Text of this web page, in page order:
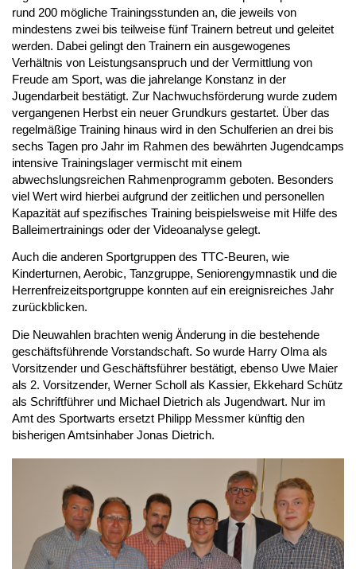
rund 200 mögliche Trainingsstunden an, die jeweils von
mindestens zwei bis teilweise fünf Trainern betreut und geleitet
werden. Dabei gelingt den Trainern ein ausgewogenes
Verhältnis von Leistungsanspruch und der Vermittlung von
Freude am Sport, was die jahrelange Konstanz in der
Jugendarbeit bestätigt. Zur Nachwuchsförderung wurde zudem
vergangenen Herbst ein neuer Grundkurs gestartet. Über das
regelmäßige Training hinaus wird in den Schulferien an drei bis
sechs Tagen pro Jahr im Rahmen des bewährten Jugendcamps
intensive Trainingslager vermischt mit einem
abwechslungsreichen Rahmenprogramm geboten. Besonders
viel Wert wird hierbei aufgrund der zeitlichen und personellen
Kapazität auf spezifisches Training beispielsweise mit Hilfe des
Balleimertrainings oder der Videoanalyse gelegt.
Auch die anderen Sportgruppen des TTC-Beuren, wie
Kinderturnen, Aerobic, Tanzgruppe, Seniorengymnastik und die
Herrenfreizeitsportgruppe konnten auf ein ereignisreiches Jahr
zurückblicken.
Die Neuwahlen brachten wenig Änderung in die bestehende
geschäftsführende Vorstandschaft. So wurde Harry Olma als
Vorsitzender und Geschäftsführer bestätigt, ebenso Uwe Maier
als 2. Vorsitzender, Werner Scholl als Kassier, Ekkehard Schütz
als Schriftführer und Michael Dietrich als Jugendwart. Nur im
Amt des Sportwarts ersetzt Philipp Messmer künftig den
bisherigen Amtsinhaber Jonas Dietrich.